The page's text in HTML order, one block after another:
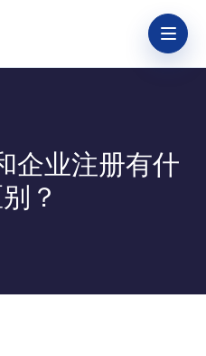
企业注册有什
？